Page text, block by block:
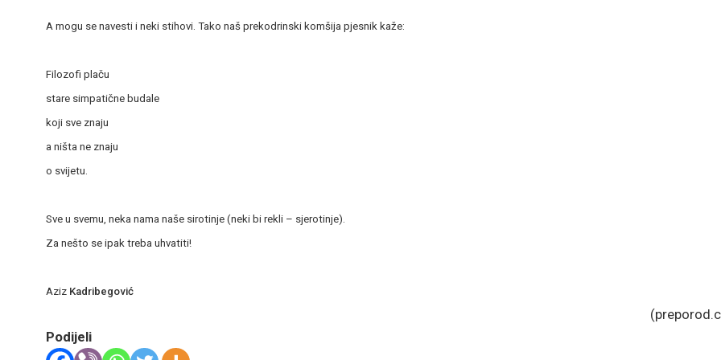
A mogu se navesti i neki stihovi. Tako naš prekodrinski komšija pjesnik kaže:
Filozofi plaču
stare simpatične budale
koji sve znaju
a ništa ne znaju
o svijetu.
Sve u svemu, neka nama naše sirotinje (neki bi rekli – sjerotinje).
Za nešto se ipak treba uhvatiti!
Aziz Kadribegović
Podijeli